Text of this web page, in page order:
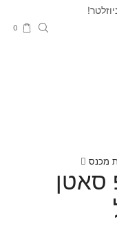
0
מכנס
סאטן